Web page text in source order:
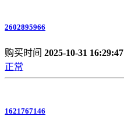
2602895966
购买时间 2025-10-31 16:29:47
正常
1621767146